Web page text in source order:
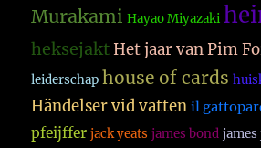
Murakami Hayao Miyazaki
heksejakt Het jaar van Pim
leiderschap house of cards
Händelser vid vatten il
pfeijffer jack yeats james bond james